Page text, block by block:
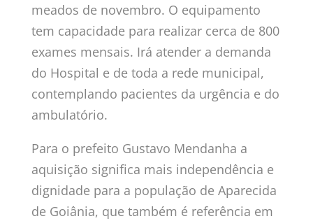
meados de novembro. O equipamento
tem capacidade para realizar cerca de 800
exames mensais. Irá atender a demanda
do Hospital e de toda a rede municipal,
contemplando pacientes da urgência e do
ambulatório.
Para o prefeito Gustavo Mendanha a
aquisição significa mais independência e
dignidade para a população de Aparecida
de Goiânia, que também é referência em